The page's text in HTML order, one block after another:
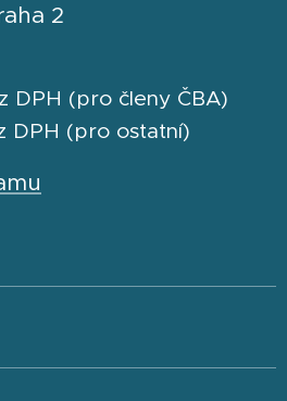
2
DPH (pro členy ČBA)
DPH (pro ostatní)